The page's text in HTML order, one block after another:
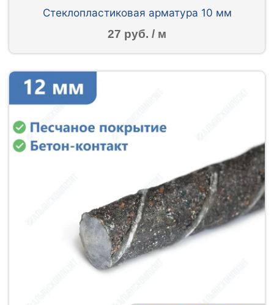
Стеклопластиковая арматура 10 мм
27 руб. / м